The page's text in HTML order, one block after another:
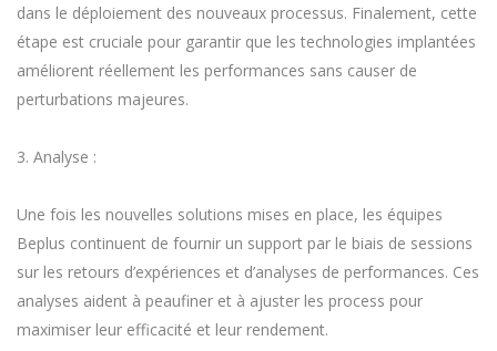
dans le déploiement des nouveaux processus. Finalement, cette
étape est cruciale pour garantir que les technologies implantées
améliorent réellement les performances sans causer de
perturbations majeures.
3. Analyse :
Une fois les nouvelles solutions mises en place, les équipes
Beplus continuent de fournir un support par le biais de sessions
sur les retours d’expériences et d’analyses de performances. Ces
analyses aident à peaufiner et à ajuster les process pour
maximiser leur efficacité et leur rendement.